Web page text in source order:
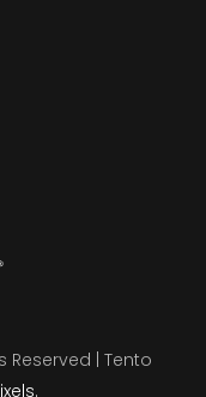
Reserved | Tento